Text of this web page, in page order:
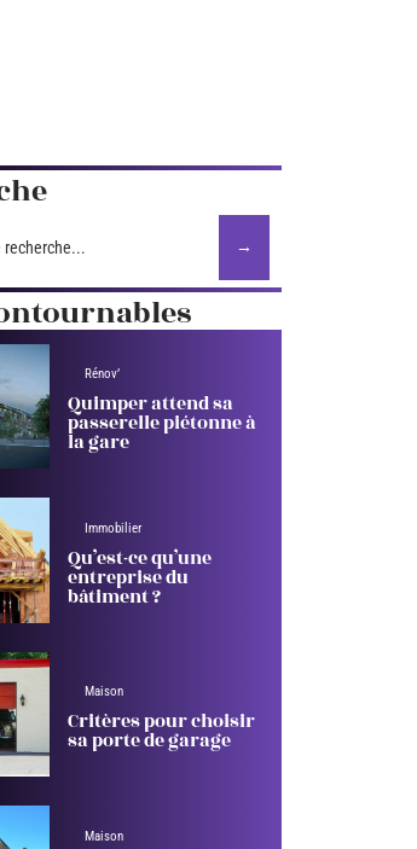
Rénov’
Quimper attend sa
passerelle piétonne à
la gare
Immobilier
Qu’est-ce qu’une
entreprise du
bâtiment ?
Maison
Critères pour choisir
sa porte de garage
Maison